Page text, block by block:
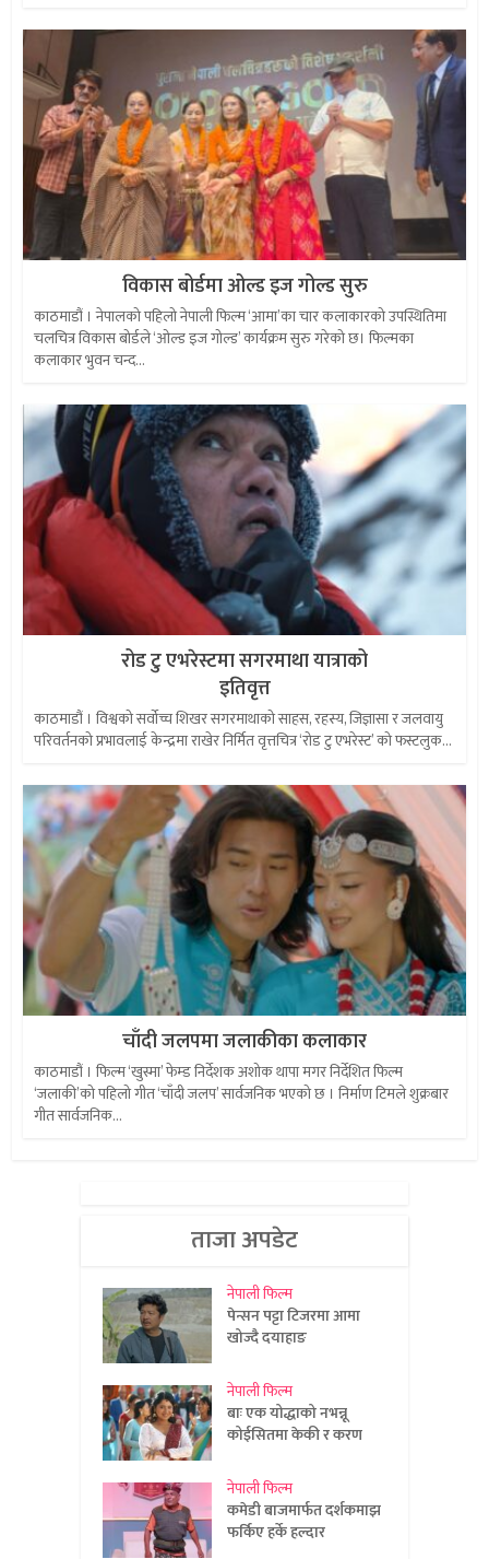
विकास बोर्डमा ओल्ड इज गोल्ड सुरु
काठमाडौं । नेपालको पहिलो नेपाली फिल्म ‘आमा’का चार कलाकारको उपस्थितिमा
चलचित्र विकास बोर्डले ‘ओल्ड इज गोल्ड’ कार्यक्रम सुरु गरेको छ। फिल्मका
कलाकार भुवन चन्द...
रोड टु एभरेस्टमा सगरमाथा यात्राको
इतिवृत्त
काठमाडौं । विश्वको सर्वोच्च शिखर सगरमाथाको साहस, रहस्य, जिज्ञासा र जलवायु
परिवर्तनको प्रभावलाई केन्द्रमा राखेर निर्मित वृत्तचित्र ‘रोड टु एभरेस्ट’ को फस्टलुक...
चाँदी जलपमा जलाकीका कलाकार
काठमाडौं । फिल्म ‘खुस्मा’ फेम्ड निर्देशक अशोक थापा मगर निर्देशित फिल्म
‘जलाकी’को पहिलो गीत ‘चाँदी जलप’ सार्वजनिक भएको छ । निर्माण टिमले शुक्रबार
गीत सार्वजनिक...
ताजा अपडेट
नेपाली फिल्म
पेन्सन पट्टा टिजरमा आमा
खोज्दै दयाहाङ
नेपाली फिल्म
बाः एक योद्धाको नभन्नू
कोईसितमा केकी र करण
नेपाली फिल्म
कमेडी बाजमार्फत दर्शकमाझ
फर्किए हर्के हल्दार